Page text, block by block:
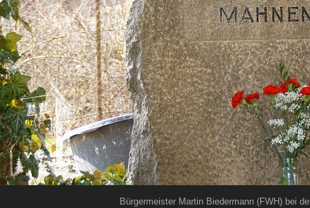
Bürgermeister Martin Biedermann (FWH) bei